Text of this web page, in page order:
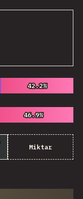
42.2%
42.2%
46.9%
46.9%
Miktar